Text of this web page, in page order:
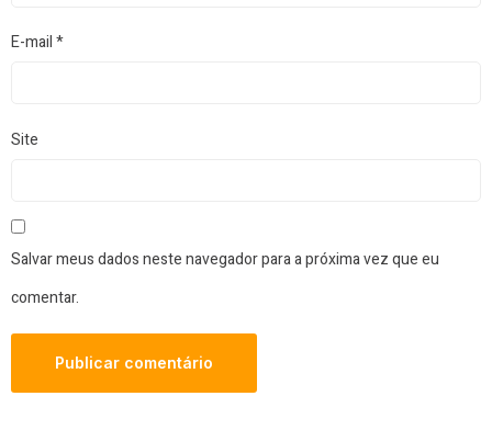
E-mail*
Site
Salvar meus dados neste navegador para a próxima vez que eu
comentar.